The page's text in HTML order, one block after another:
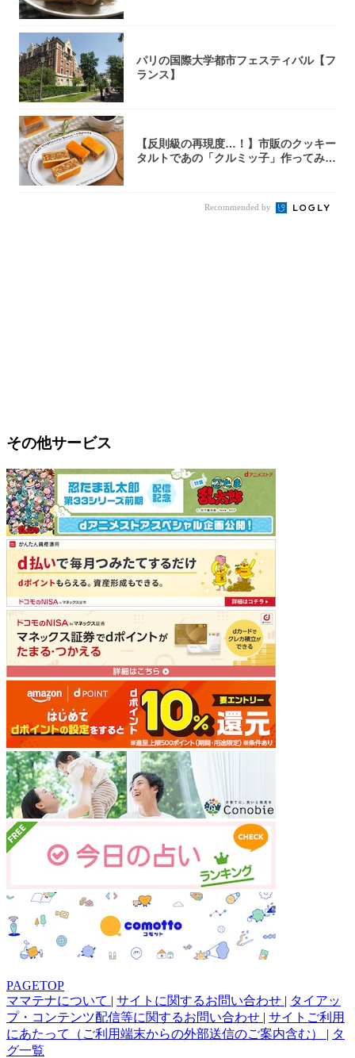
パリの国際大学都市フェスティバル【フ
ランス】
【反則級の再現度…！】市販のクッキー
タルトであの「クルミッ子」作ってみ
Recommended by
その他サービス
PAGETOP
ママテナについて | サイトに関するお問い合わせ | タイアッ
プ・コンテンツ配信等に関するお問い合わせ | サイトご利用
にあたって（ご利用端末からの外部送信のご案内含む） | タ
グ一覧